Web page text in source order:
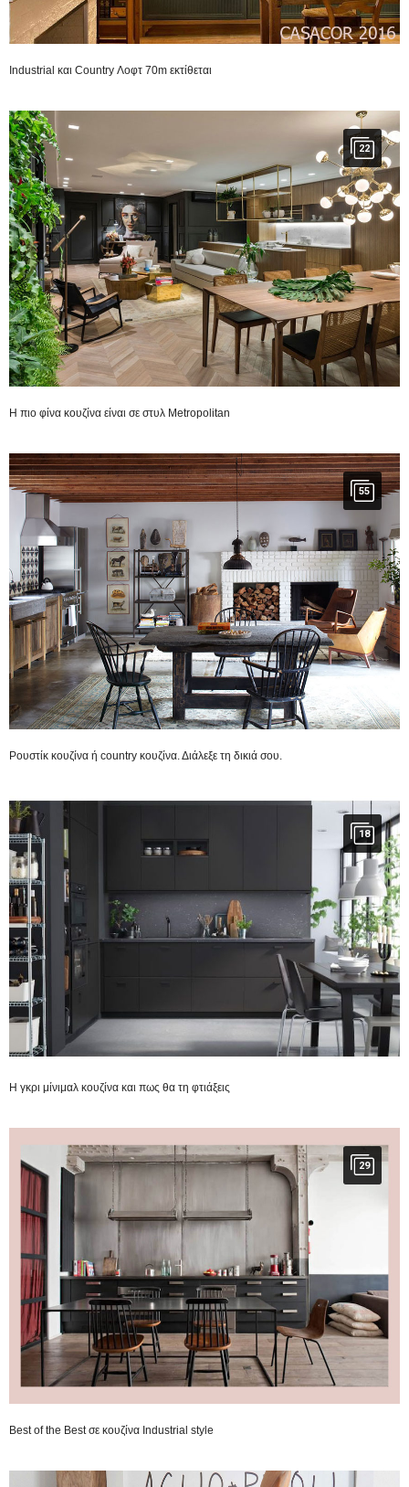
Industrial και Country Λοφτ 70m εκτίθεται
22
H πιο φίνα κουζίνα είναι σε στυλ Metropolitan
55
Ρουστίκ κουζίνα ή country κουζίνα. Διάλεξε τη δικιά σου.
18
Η γκρι μίνιμαλ κουζίνα και πως θα τη φτιάξεις
29
Best of the Best σε κουζίνα Industrial style